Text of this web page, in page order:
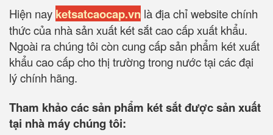
Hiện nay ketsatcaocap.vn là địa chỉ website chính
thức của nhà sản xuất két sắt cao cấp xuất khẩu.
Ngoài ra chúng tôi còn cung cấp sản phẩm két xuất
khẩu cao cấp cho thị trường trong nước tại các đại
lý chính hãng.
Tham khảo các sản phẩm két sắt được sản xuất
tại nhà máy chúng tôi: